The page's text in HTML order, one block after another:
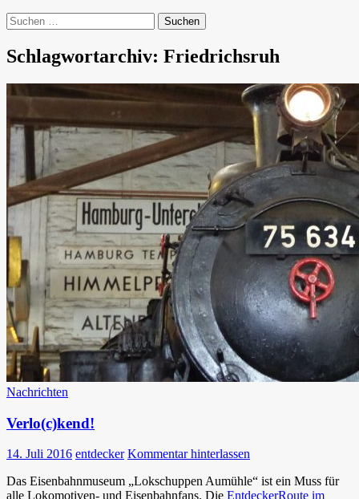
Suchen
nach:
Schlagwortarchiv: Friedrichsruh
Nachrichten
Verlo(c)kend!
14. Juli 2016 entdecker Kommentar hinterlassen
Das Eisenbahnmuseum „Lokschuppen Aumühle“ ist ein Muss für
alle Lokomotiven- und Eisenbahnfans. Die EntdeckerRoute im